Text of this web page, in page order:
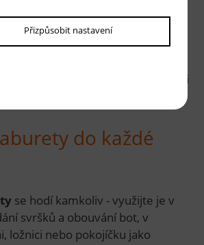
jako stolička
širokou nabídkuratanových
lidé.
se hodí i
polstry pro pohodlnější sezení.
do každé
se hodí kamkoliv - využijte je v
svršků a obouvání bot, v
ložnici nebo pokojíčku jako
Přizpůsobit nastavení